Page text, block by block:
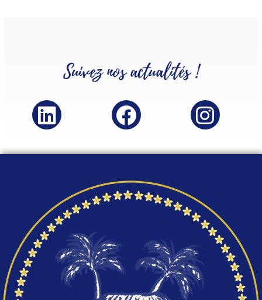
Suivez nosactualités !